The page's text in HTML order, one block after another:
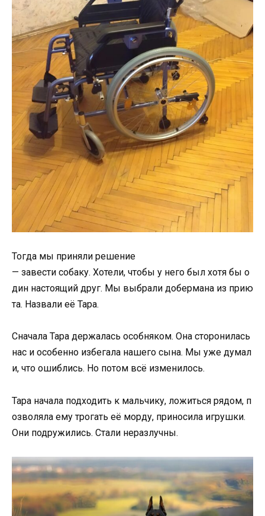
Тогда мы приняли решение
— завести собаку. Хотели, чтобы у него был хотя бы о
дин настоящий друг. Мы выбрали добермана из прию
та. Назвали её Тара.
Сначала Тара держалась особняком. Она сторонилась
нас и особенно избегала нашего сына. Мы уже думал
и, что ошиблись. Но потом всё изменилось.
Тара начала подходить к мальчику, ложиться рядом, п
озволяла ему трогать её морду, приносила игрушки.
Они подружились. Стали неразлучны.